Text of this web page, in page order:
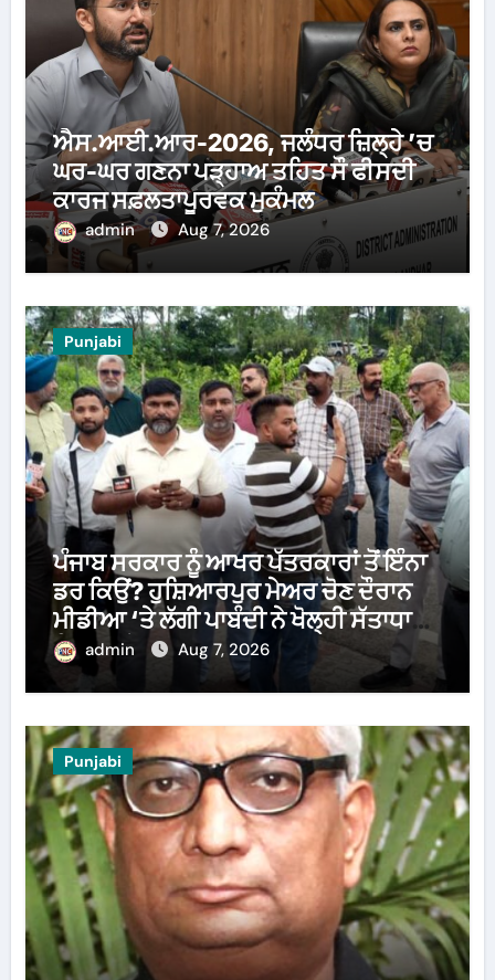
ਐਸ.ਆਈ.ਆਰ-2026, ਜਲੰਧਰ ਜ਼ਿਲ੍ਹੇ ’ਚ
ਘਰ-ਘਰ ਗਣਨਾ ਪੜ੍ਹਾਅ ਤਹਿਤ ਸੌ ਫੀਸਦੀ
ਕਾਰਜ ਸਫ਼ਲਤਾਪੂਰਵਕ ਮੁਕੰਮਲ
admin Aug 7, 2026
Punjabi
ਪੰਜਾਬ ਸਰਕਾਰ ਨੂੰ ਆਖਰ ਪੱਤਰਕਾਰਾਂ ਤੋਂ ਇੰਨਾ
ਡਰ ਕਿਉਂ? ਹੁਸ਼ਿਆਰਪੁਰ ਮੇਅਰ ਚੋਣ ਦੌਰਾਨ
ਮੀਡੀਆ ‘ਤੇ ਲੱਗੀ ਪਾਬੰਦੀ ਨੇ ਖੋਲ੍ਹੀ ਸੱਤਾਧਾਰੀ
ਧਿਰ ਦੀ ਪੋਲ
admin Aug 7, 2026
Punjabi